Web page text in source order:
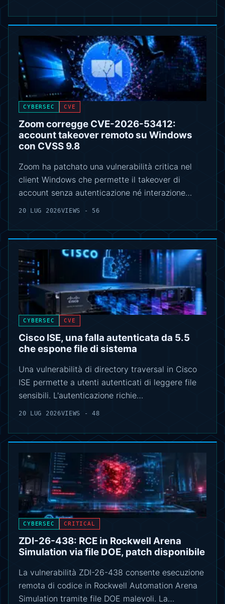
CYBERSEC CVE
Zoom corregge CVE-2026-53412:
account takeover remoto su Windows
con CVSS 9.8
Zoom ha patchato una vulnerabilità critica nel
client Windows che permette il takeover di
account senza autenticazione né interazione…
20 LUG 2026VIEWS - 56
CYBERSEC CVE
Cisco ISE, una falla autenticata da 5.5
che espone file di sistema
Una vulnerabilità di directory traversal in Cisco
ISE permette a utenti autenticati di leggere file
sensibili. L'autenticazione richie…
20 LUG 2026VIEWS - 48
CYBERSEC CRITICAL
ZDI-26-438: RCE in Rockwell Arena
Simulation via file DOE, patch disponibile
La vulnerabilità ZDI-26-438 consente esecuzione
remota di codice in Rockwell Automation Arena
Simulation tramite file DOE malevoli. La…